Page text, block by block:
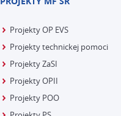
Projekty OP EVS
Projekty technickej pomoci
Projekty ZaSI
Projekty OPII
Projekty POO